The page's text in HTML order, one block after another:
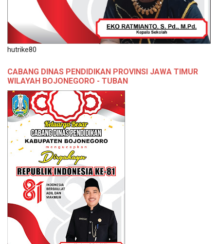
hutrike80
CABANG DINAS PENDIDIKAN PROVINSI JAWA TIMUR
WILAYAH BOJONEGORO - TUBAN